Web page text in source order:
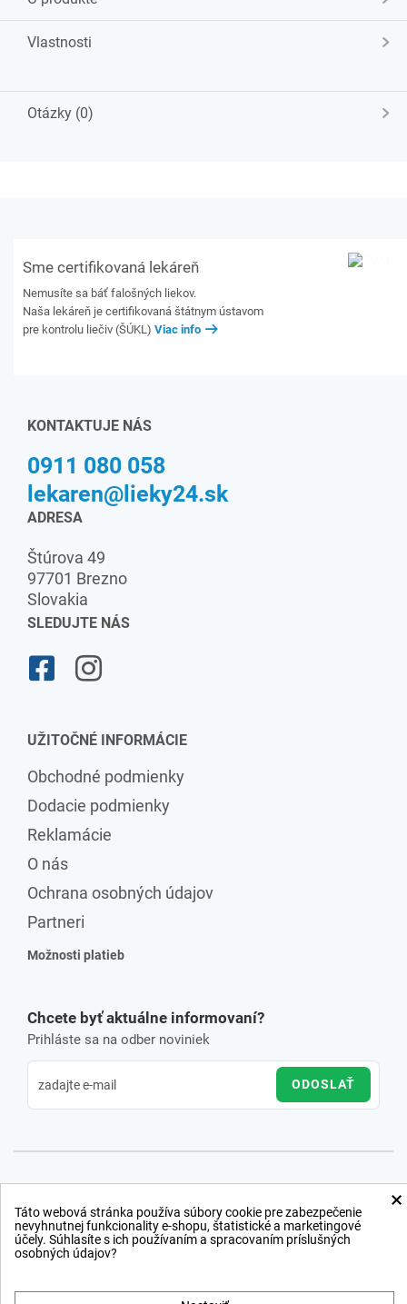
Vlastnosti
Otázky (0)
Sme certifikovaná lekáreň
Nemusíte sa báť falošných liekov.
Naša lekáreň je certifikovaná štátnym ústavom
pre kontrolu liečiv (ŠÚKL) Viac info
KONTAKTUJE NÁS
0911 080 058
lekaren@lieky24.sk
ADRESA
Štúrova 49
97701 Brezno
Slovakia
SLEDUJTE NÁS
UŽITOČNÉ INFORMÁCIE
Obchodné podmienky
Dodacie podmienky
Reklamácie
O nás
Ochrana osobných údajov
Partneri
Možnosti platieb
Chcete byť aktuálne informovaní?
Prihláste sa na odber noviniek
ODOSLAŤ
×
Táto webová stránka používa súbory cookie pre zabezpečenie
nevyhnutnej funkcionality e-shopu, štatistické a marketingové
účely. Súhlasíte s ich používaním a spracovaním príslušných
osobných údajov?